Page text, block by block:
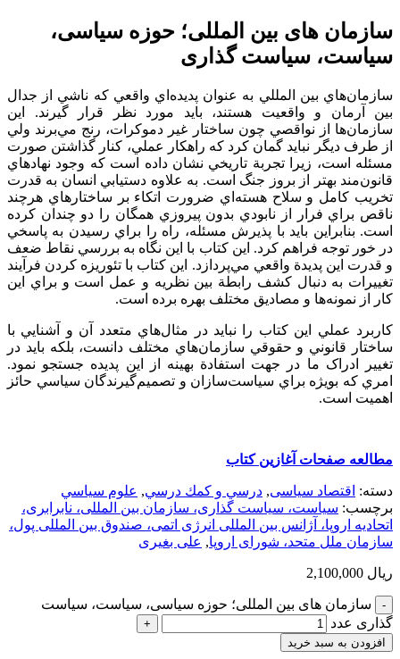
سازمان های بین المللی؛ حوزه سیاسی،
سیاست، سیاست گذاری
سازمان‌هاي بين‌ المللي به عنوان پديده‌اي واقعي که ناشي از جدال
بين آرمان و واقعيت هستند، بايد مورد نظر قرار گيرند. اين
سازمان‌ها از نواقصي چون ساختار غير دموکرات، رنج مي‌برند ولي
از طرف ديگر نبايد گمان کرد که راهکار عملي، کنار گذاشتن صورت
مسئله است، زيرا تجربة تاريخي نشان داده است که وجود نهادهاي
قانون‌مند بهتر از بروز جنگ است. به علاوه دستيابي انسان به قدرت
تخريب کامل و سلاح هسته‌اي ضرورت اتکاء بر ساختارهاي هرچند
ناقص براي فرار از نابودي بدون پيروزي همگان را دو چندان کرده
است. بنابراين بايد با پذيرش مسئله، راه را براي رسيدن به پاسخي
در خور توجه فراهم کرد. اين کتاب با اين نگاه به بررسي نقاط ضعف
و قدرت اين پديدة واقعي مي‌پردازد. اين کتاب با تئوريزه کردن فرآيند
تغييرات به دنبال کشف رابطة بين نظريه و عمل است و براي اين
کار از نمونه‌ها و مصاديق مختلف بهره برده است.
کاربرد عملي اين کتاب را نبايد در مثال‌هاي متعدد آن و آشنايي با
ساختار قانوني و حقوقي سازمان‌هاي مختلف دانست، بلکه بايد در
تغيير ادراک ما در جهت استفادة بهينه از اين پديده جستجو نمود.
امري که بويژه براي سياست‌سازان و تصميم‌گيرندگان سياسي حائز
اهميت است.
مطالعه صفحات آغازین کتاب
دسته: اقتصاد سیاسی, درسي و كمك درسي, علوم سياسي
برچسب: سیاست، سیاست گذاری، سازمان بین المللی، نابرابری،
اتحادیه اروپا، آژانس بین المللی انرژی اتمی، صندوق بین المللی پول،
سازمان ملل متحد، شورای اروپا, علی بغیری
ریال
سازمان های بین المللی؛ حوزه سیاسی، سیاست، سیاست
گذاری عدد
افزودن به سبد خرید